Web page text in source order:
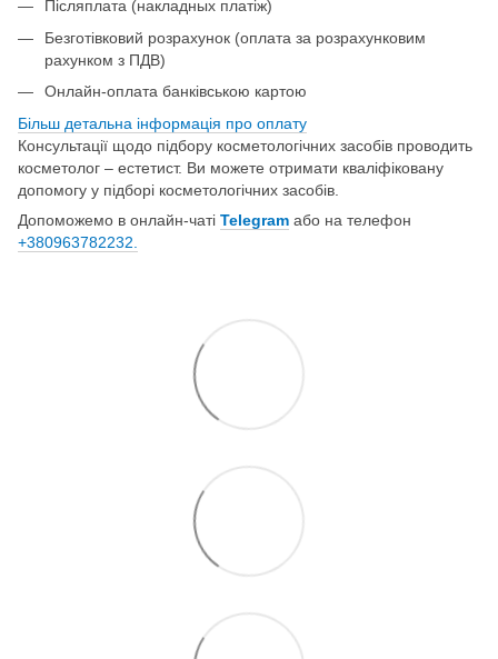
Післяплата (накладных платіж)
Безготівковий розрахунок (оплата за розрахунковим
рахунком з ПДВ)
Онлайн-оплата банківською картою
Більш детальна інформація про оплату
Консультації щодо підбору косметологічних засобів проводить
косметолог – естетист. Ви можете отримати кваліфіковану
допомогу у підборі косметологічних засобів.
Допоможемо в онлайн-чаті Telegram або на телефон
+380963782232.